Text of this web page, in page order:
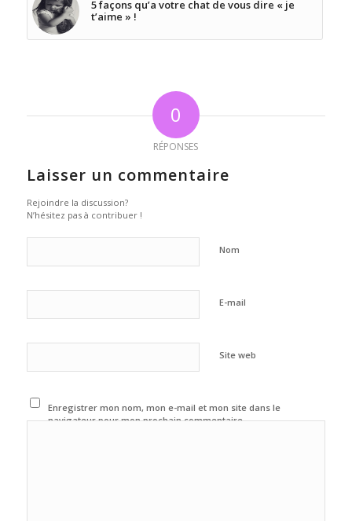
5 façons qu’a votre chat de vous dire « je
t’aime » !
0
RÉPONSES
Laisser un commentaire
Rejoindre la discussion?
N’hésitez pas à contribuer !
Nom
E-mail
Site web
Enregistrer mon nom, mon e-mail et mon site dans le
navigateur pour mon prochain commentaire.